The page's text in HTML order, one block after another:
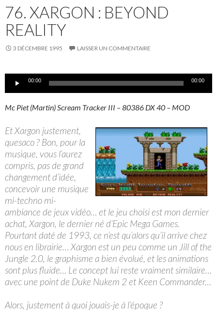
76. XARGON : BEYOND
REALITY
3 DÉCEMBRE 1995 LAISSER UN COMMENTAIRE
Lecteur00:00 00:00
Mc Piet (Martin) Scream Tracker III – 80386 DX 40 – MOD
Et Xargon justement,
quesaco ? Bon, pour la
musique, vous l’aurez
compris, pas de grand
changement d’idée,
concevoir une musique
mi-techno mi-
ambiance de jeux vidéo… et le jeu choisi est mon dernier
achat, Xargon, le dernier né d’Epic Mega Games.
Pourtant daté de 1993, ce n’est qu’alors qu’il arrive chez
nous en librairie… Xargon est un peu comme un Jill of the
Jungle 2.0, le graphisme a bien évolué, et les animations
sont plus fluide… Le concept lui reste vraiment similaire…
avec une point de Duke Nukem 2 et Keen Commander…
Alors, justement à quoi jouais-je à l’époque ?